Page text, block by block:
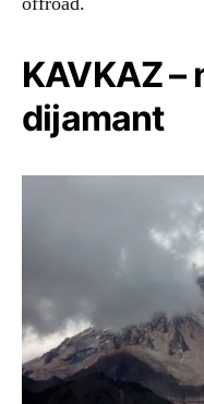
KAVKAZ –
dijamant